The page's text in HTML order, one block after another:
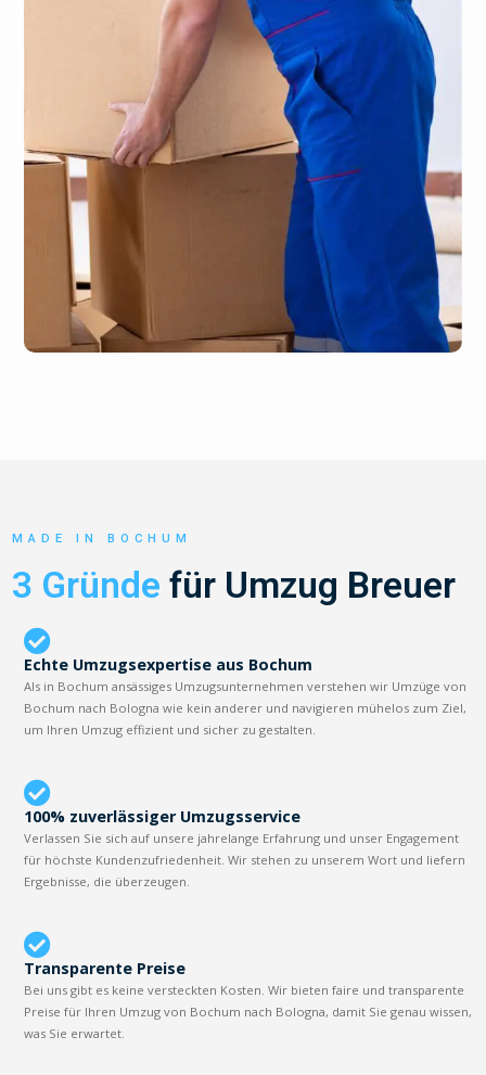
MADE IN BOCHUM
3 Gründe für Umzug Breuer
Echte Umzugsexpertise aus Bochum
Als in Bochum ansässiges Umzugsunternehmen verstehen wir Umzüge von
Bochum nach Bologna wie kein anderer und navigieren mühelos zum Ziel,
um Ihren Umzug effizient und sicher zu gestalten.
100% zuverlässiger Umzugsservice
Verlassen Sie sich auf unsere jahrelange Erfahrung und unser Engagement
für höchste Kundenzufriedenheit. Wir stehen zu unserem Wort und liefern
Ergebnisse, die überzeugen.
Transparente Preise
Bei uns gibt es keine versteckten Kosten. Wir bieten faire und transparente
Preise für Ihren Umzug von Bochum nach Bologna, damit Sie genau wissen,
was Sie erwartet.